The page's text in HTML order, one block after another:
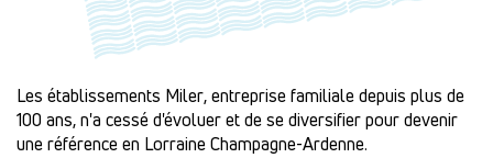
Les établissements Miler, entreprise familiale depuis plus de
100 ans, n'a cessé d'évoluer et de se diversifier pour devenir
une référence en Lorraine Champagne-Ardenne.